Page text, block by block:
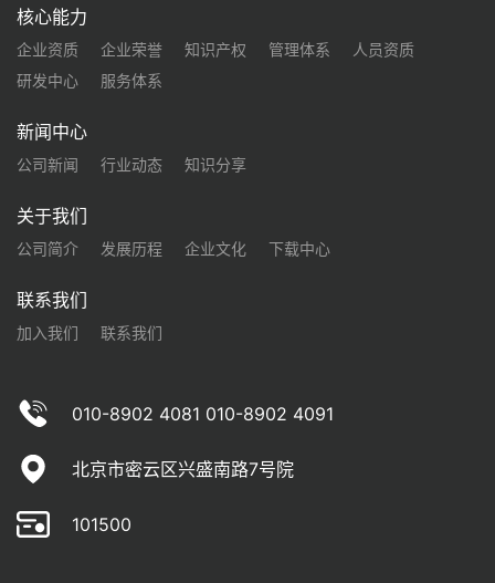
核心能力
企业资质 企业荣誉 知识产权 管理体系
人员资质
研发中心
服务体系
新闻中心
公司新闻 行业动态 知识分享
关于我们
公司简介 发展历程 企业文化 下载中心
联系我们
加入我们 联系我们
010-8902 4081 010-8902 4091
北京市密云区兴盛南路7号院
101500